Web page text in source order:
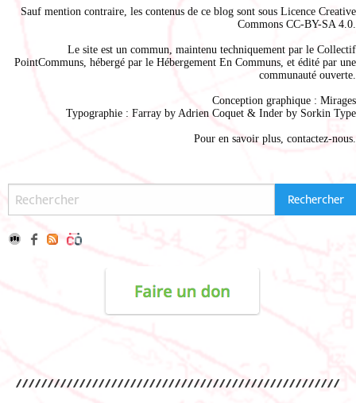
Sauf mention contraire, les contenus de ce blog sont sous Licence Creative
Commons CC-BY-SA 4.0
Le site est un commun, maintenu techniquement par le Collectif
PointCommuns , hébergé par le Hébergement En Communs , et édité par une
communauté ouverte.
Conception graphique : Mirages
Typographie : Farray by Adrien Coquet & Inder by Sorkin Type
Pour en savoir plus, contactez-nous